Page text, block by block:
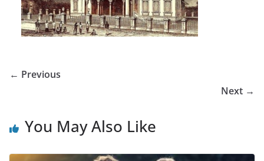
← Previous
Next →
You May Also Like